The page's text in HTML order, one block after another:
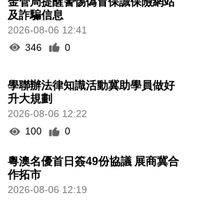
及詐騙信息
2026-08-06 12:41
346
0
學聯辦法律知識活動冀助學員做好
升大規劃
2026-08-06 12:22
100
0
粵澳名優首日簽49份協議 展商冀合
作拓市
2026-08-06 12:19